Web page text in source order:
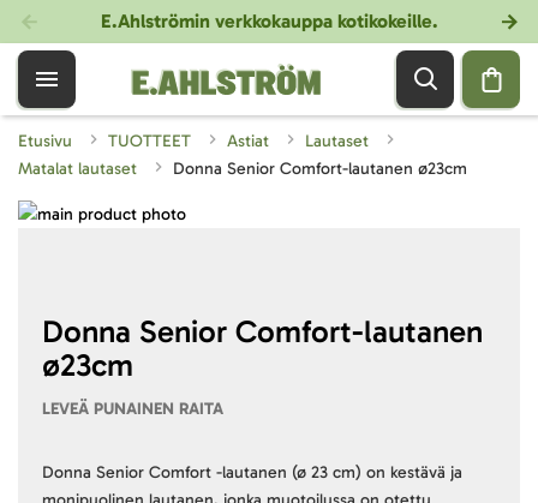
E.Ahlströmin verkkokauppa kotikokeille.
Etusivu TUOTTEET Astiat
Lautaset
Matalat lautaset
Donna Senior Comfort-lautanen ø23cm
Donna Senior Comfort-lautanen
ø23cm
LEVEÄ PUNAINEN RAITA
Donna Senior Comfort -lautanen (ø 23 cm) on kestävä ja
Skip
images
gallery
beginning
images